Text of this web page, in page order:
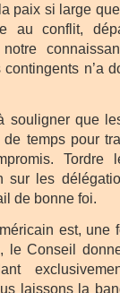
paix si large
au conflit,
n’a
souligner que
de temps pour
Tordre
sur les
de bonne foi.
est, une
le Conseil
laissons la